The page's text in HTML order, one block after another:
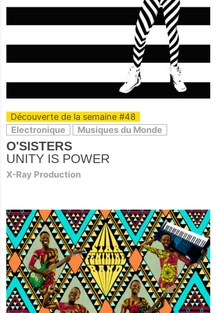
Découverte de la semaine #48
Electronique
Musiques du Monde
O'SISTERS
UNITY IS POWER
X-Ray Production